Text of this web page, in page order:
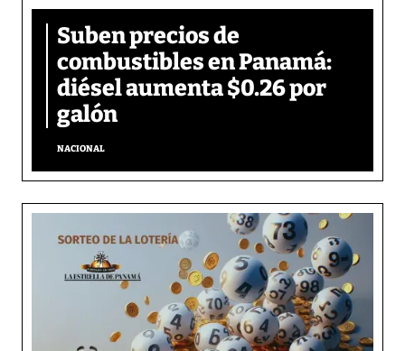
Suben precios de
combustibles en Panamá:
diésel aumenta $0.26 por
galón
NACIONAL